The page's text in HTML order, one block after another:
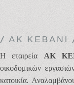
/ ΑΚ ΚΕΒΆΝΙ
Η εταιρεία AK
οικοδομικών
κατοικία.